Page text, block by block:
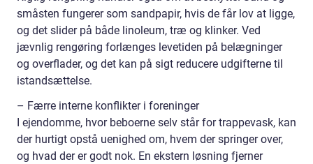
småsten fungerer som sandpapir, hvis de får lov at ligge,
og det slider på både linoleum, træ og klinker. Ved
jævnlig rengøring forlænges levetiden på belægninger
og overflader, og det kan på sigt reducere udgifterne til
istandsættelse.
– Færre interne konflikter i foreninger
I ejendomme, hvor beboerne selv står for trappevask, kan
der hurtigt opstå uenighed om, hvem der springer over,
og hvad der er godt nok. En ekstern løsning fjerner